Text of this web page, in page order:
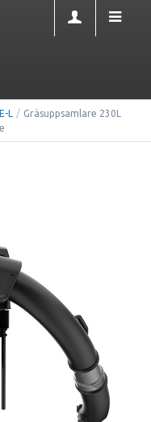
L / Gräsuppsamlare 230L